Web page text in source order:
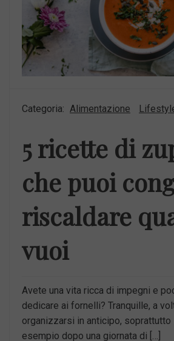
Categoria: Alimentazione
5 ricette di
che puoi
riscaldare
vuoi
Avete una vita ricca di impegni e
dedicare ai fornelli? Tranquille, a
organizzarsi in anticipo, soprattutto
esempio dopo una giornata di […]